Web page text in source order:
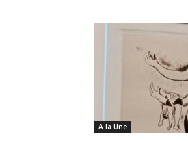
A la Une